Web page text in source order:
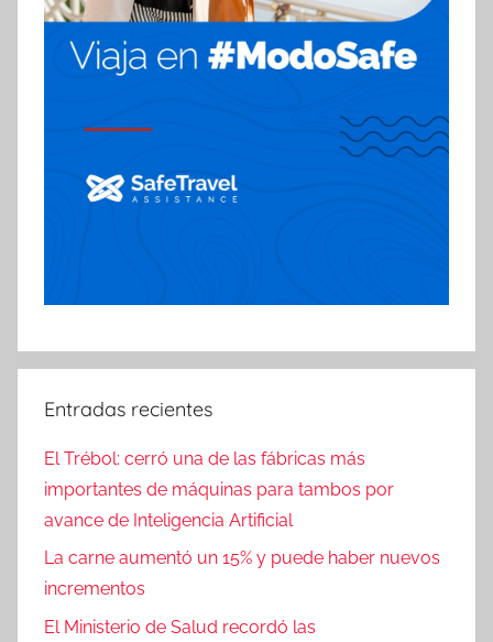
Entradas recientes
El Trébol: cerró una de las fábricas más
importantes de máquinas para tambos por
avance de Inteligencia Artificial
La carne aumentó un 15% y puede haber nuevos
incrementos
El Ministerio de Salud recordó las